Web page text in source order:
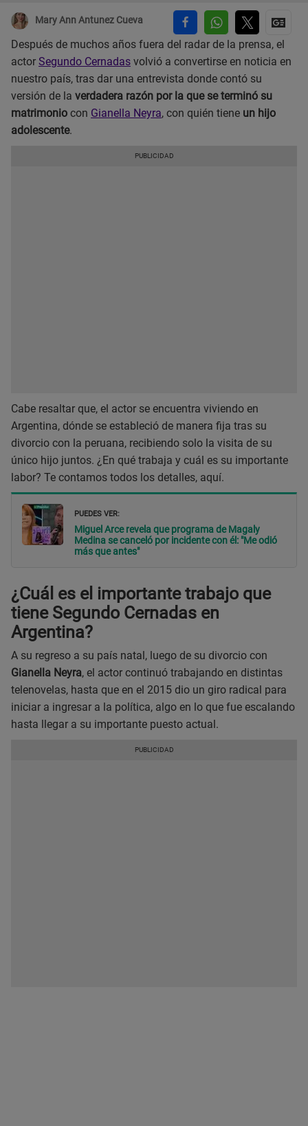
Mary Ann Antunez Cueva
Después de muchos años fuera del radar de la prensa, el
actor Segundo Cernadas volvió a convertirse en noticia en
nuestro país, tras dar una entrevista donde contó su
versión de la verdadera razón por la que se terminó su
matrimonio con Gianella Neyra, con quién tiene un hijo
adolescente.
Cabe resaltar que, el actor se encuentra viviendo en
Argentina, dónde se estableció de manera fija tras su
divorcio con la peruana, recibiendo solo la visita de su
único hijo juntos. ¿En qué trabaja y cuál es su importante
labor? Te contamos todos los detalles, aquí.
PUEDES VER:
Miguel Arce revela que programa de Magaly
Medina se canceló por incidente con él: "Me odió
más que antes"
¿Cuál es el importante trabajo que
tiene Segundo Cernadas en
Argentina?
A su regreso a su país natal, luego de su divorcio con
Gianella Neyra, el actor continuó trabajando en distintas
telenovelas, hasta que en el 2015 dio un giro radical para
iniciar a ingresar a la política, algo en lo que fue escalando
hasta llegar a su importante puesto actual.